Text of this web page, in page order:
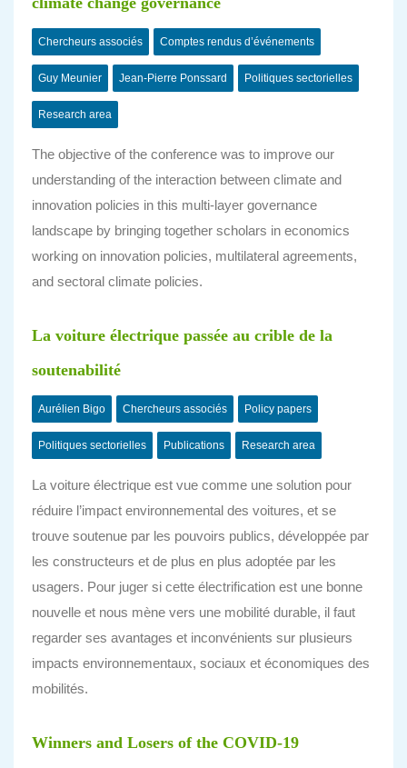
Chercheurs associés Comptes rendus d’événements
Guy Meunier Jean-Pierre Ponssard Politiques sectorielles
Research area
The objective of the conference was to improve our
understanding of the interaction between climate and
innovation policies in this multi-layer governance
landscape by bringing together scholars in economics
working on innovation policies, multilateral agreements,
and sectoral climate policies.
La voiture électrique passée au crible de la
soutenabilité
Aurélien Bigo Chercheurs associés Policy papers
Politiques sectorielles Publications Research area
La voiture électrique est vue comme une solution pour
réduire l’impact environnemental des voitures, et se
trouve soutenue par les pouvoirs publics, développée par
les constructeurs et de plus en plus adoptée par les
usagers. Pour juger si cette électrification est une bonne
nouvelle et nous mène vers une mobilité durable, il faut
regarder ses avantages et inconvénients sur plusieurs
impacts environnementaux, sociaux et économiques des
mobilités.
Winners and Losers of the COVID-19